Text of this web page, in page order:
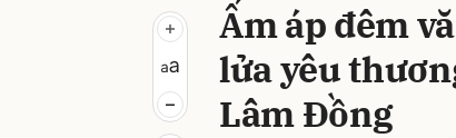
Ấm áp đêm
lửa yêu
Lâm Đồng